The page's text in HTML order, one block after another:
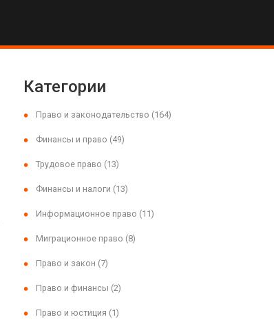
Категории
Право и законодательство (164)
Финансы и право (49)
Трудовое право (13)
Финансы и налоги (13)
Информационное право (11)
Миграционное право (8)
Право и закон (7)
Право и финансы (2)
Право и юстиция (1)